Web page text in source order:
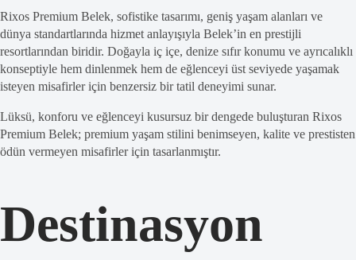
Rixos Premium Belek, sofistike tasarımı, geniş yaşam alanları ve
dünya standartlarında hizmet anlayışıyla Belek’in en prestijli
resortlarından biridir. Doğayla iç içe, denize sıfır konumu ve ayrıcalıklı
konseptiyle hem dinlenmek hem de eğlenceyi üst seviyede yaşamak
isteyen misafirler için benzersiz bir tatil deneyimi sunar.
Lüksü, konforu ve eğlenceyi kusursuz bir dengede buluşturan Rixos
Premium Belek; premium yaşam stilini benimseyen, kalite ve prestisten
ödün vermeyen misafirler için tasarlanmıştır.
Destinasyon